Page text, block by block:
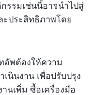
รรมเช่นนี้อาจนำไปสู่
ประสิทธิภาพโดย
อัพต้องให้ความ
นินงาน เพื่อปรับปรุง
นเพิ่ม ซื้อเครื่องมือ